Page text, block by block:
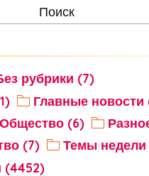
рубрики (7)
Главные новости
Общество (6)
(7)
Темы недели
(4452)